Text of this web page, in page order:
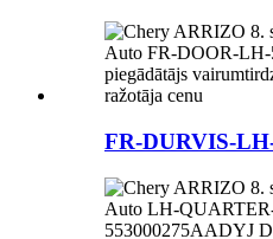
FR-DURVIS-